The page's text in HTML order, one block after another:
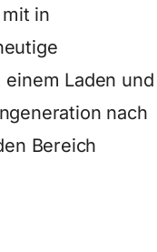
in
Laden und
nach
Bereich